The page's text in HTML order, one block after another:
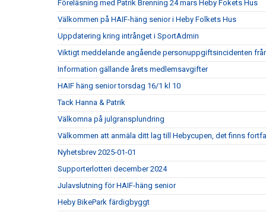
Föreläsning med Patrik Brenning 24 mars Heby Fokets Hus
Välkommen på HAIF-häng senior i Heby Folkets Hus
Uppdatering kring intrånget i SportAdmin
Viktigt meddelande angående personuppgiftsincidenten
Information gällande årets medlemsavgifter
HAIF häng senior torsdag 16/1 kl 10
Tack Hanna & Patrik
Välkomna på julgransplundring
Välkommen att anmäla ditt lag till Hebycupen, det finns
Nyhetsbrev 2025-01-01
Supporterlotteri december 2024
Julavslutning för HAIF-häng senior
Heby BikePark färdigbyggt